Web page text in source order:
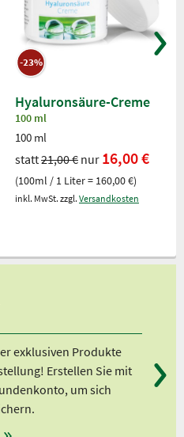
-23%
Hyaluronsäure-Creme
100 ml
100 ml
statt21,00 € nur 16,00 €
(100ml / 1 Liter = 160,00 €)
inkl. MwSt. zzgl. Versandkosten
exklusiven Produkte
Erstellen Sie mit
um sich
Ab